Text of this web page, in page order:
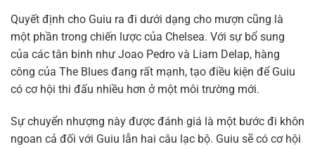
Quyết định cho Guiu ra đi dưới dạng cho mượn cũng là
một phần trong chiến lược của Chelsea. Với sự bổ sung
của các tân binh như Joao Pedro và Liam Delap, hàng
công của The Blues đang rất mạnh, tạo điều kiện để Guiu
có cơ hội thi đấu nhiều hơn ở một môi trường mới.
Sự chuyển nhượng này được đánh giá là một bước đi khôn
ngoan cả đối với Guiu lẫn hai câu lạc bộ. Guiu sẽ có cơ hội